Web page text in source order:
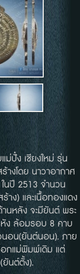
เชียงใหม่ รุ่น
งโดย นาวาอากาศ
นปี 2513 จำนวน
าง) และเนื้อทองแดง
นหลัง จะมียันต์ พระ
หัง ล้อมรอบ 8 คาบ
นอน(ยันต์นอน). ภาย
อกแม่พิมพ์เดิม แต่
ยันต์ตั้ง).